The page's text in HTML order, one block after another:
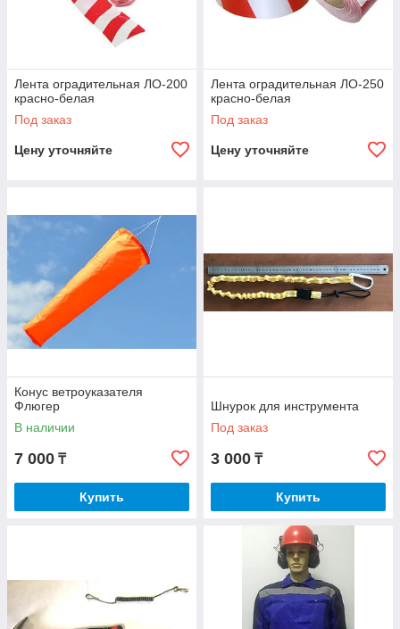
Лента оградительная ЛО-200
красно-белая
Под заказ
Цену уточняйте
Лента оградительная ЛО-250
красно-белая
Под заказ
Цену уточняйте
Конус ветроуказателя
Флюгер
В наличии
7 000 ₸
Купить
Шнурок для инструмента
Под заказ
3 000 ₸
Купить